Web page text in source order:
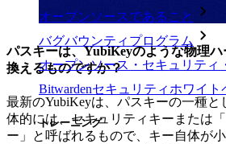
オープンソースであること
バグバウンティプログラム
オープンソース・セキュリティ
Bitwardenセキュリティホワイト
トレーニング
パスキーは、YubiKeyのような物理
換えるものですか？
最新のYubiKeyは、パスキーの一種
体的には、セキュリティキーまたは
ー」と呼ばれるもので、キー自体が